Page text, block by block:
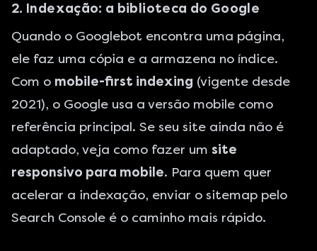
2. Indexação: a biblioteca do Google
Quando o Googlebot encontra uma página,
ele faz uma cópia e a armazena no índice.
Com o mobile-first indexing (vigente desde
2021), o Google usa a versão mobile como
referência principal. Se seu site ainda não é
adaptado, veja como fazer um site
responsivo para mobile. Para quem quer
acelerar a indexação, enviar o sitemap pelo
Search Console é o caminho mais rápido.